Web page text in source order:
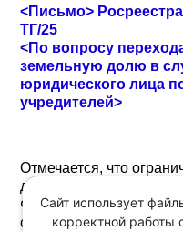
<Письмо> Росреестра
ТГ/25
<По вопросу
земельную долю в
юридического лица
учредителей>
Отмечается, что
долей, установленные
Федерального закона
Сайт использует
корректной работы